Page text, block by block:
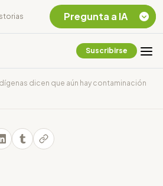
Suscribirse
dicen que aún hay contaminación
Pregunta a IA
Chevron Ecuador